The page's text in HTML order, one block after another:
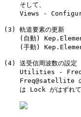
    そして、
Views -
(3) 軌道要素の更新
(自動)
(手動)
(4) 送受信周波数の設定
Utilities -
Freq@satellite
は Lock がはずれて